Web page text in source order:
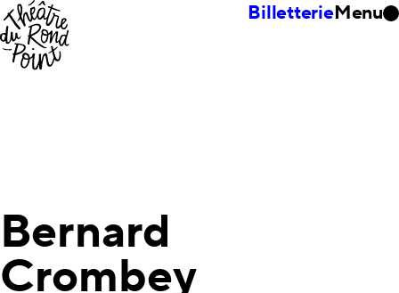
BilletterieMenu
Bernard
Crombey